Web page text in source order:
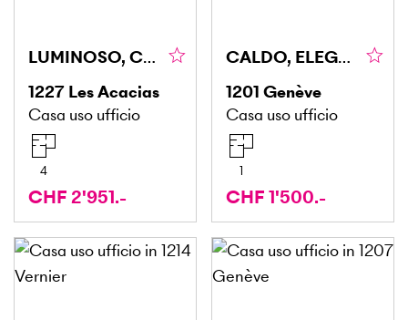
LUMINOSO, CENTRALE, FUNZIONALE, VERSATILE
1227 Les Acacias
Casa uso ufficio
4
CHF 2'951.-
CALDO, ELEGANTE E ACCOGLIENTE
1201 Genève
Casa uso ufficio
1
CHF 1'500.-